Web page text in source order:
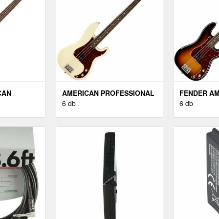
JAZZ
AMERICAN PROFESSIONAL
II PRECISION BASS RW
6 db
FENDER
6 db